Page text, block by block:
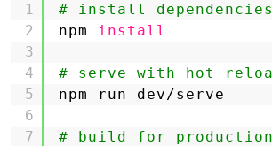
1
2
3
4
5
6
7
# install dependencies
npm install
# serve with hot
npm run dev/serve
# build for